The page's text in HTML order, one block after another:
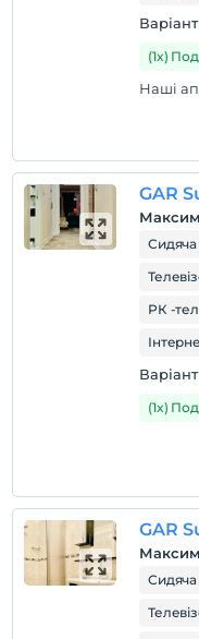
кімнати для некурців
2 дітей віком до 5
(1x)
Наші
GAR
Сидяча
РК -
(1x)
GAR
Сидяча